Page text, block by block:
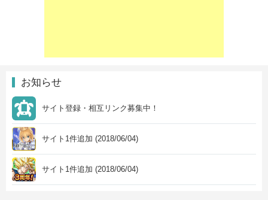
お知らせ
サイト登録・相互リンク募集中！
サイト1件追加 (2018/06/04)
サイト1件追加 (2018/06/04)